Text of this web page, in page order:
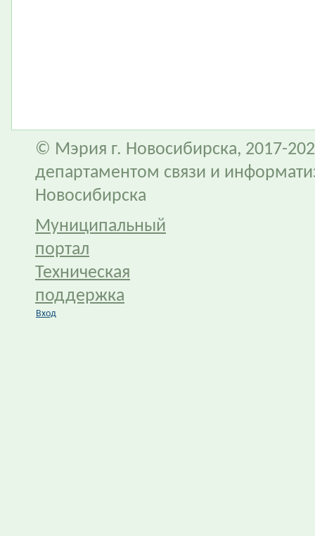
© Мэрия г. Новосибирска, 2017-
департаментом связи и
Новосибирска
Муниципальный
портал
Техническая
поддержка
Вход